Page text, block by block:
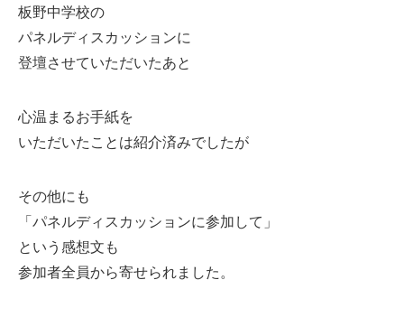
板野中学校の
パネルディスカッションに
登壇させていただいたあと
心温まるお手紙を
いただいたことは紹介済みでしたが
その他にも
「パネルディスカッションに参加して」
という感想文も
参加者全員から寄せられました。